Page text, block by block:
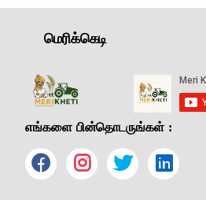
மெரிக்கெடி
எங்களை பின்தொடருங்கள் :